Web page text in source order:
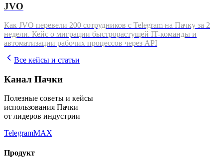
JVO
Как JVO перевели 200 сотрудников с Telegram на Пачку за 2
недели. Кейс о миграции быстрорастущей IT-команды и
автоматизации рабочих процессов через API
Все кейсы и статьи
Канал Пачки
Полезные советы и кейсы
использования Пачки
от лидеров индустрии
TelegramMAX
Продукт